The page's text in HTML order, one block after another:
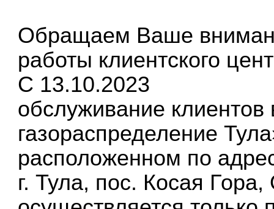
Обращаем Ваше
работы клиентского
С 13.10.2023
обслуживание
газораспределение
расположенном по
г. Тула, пос. Косая